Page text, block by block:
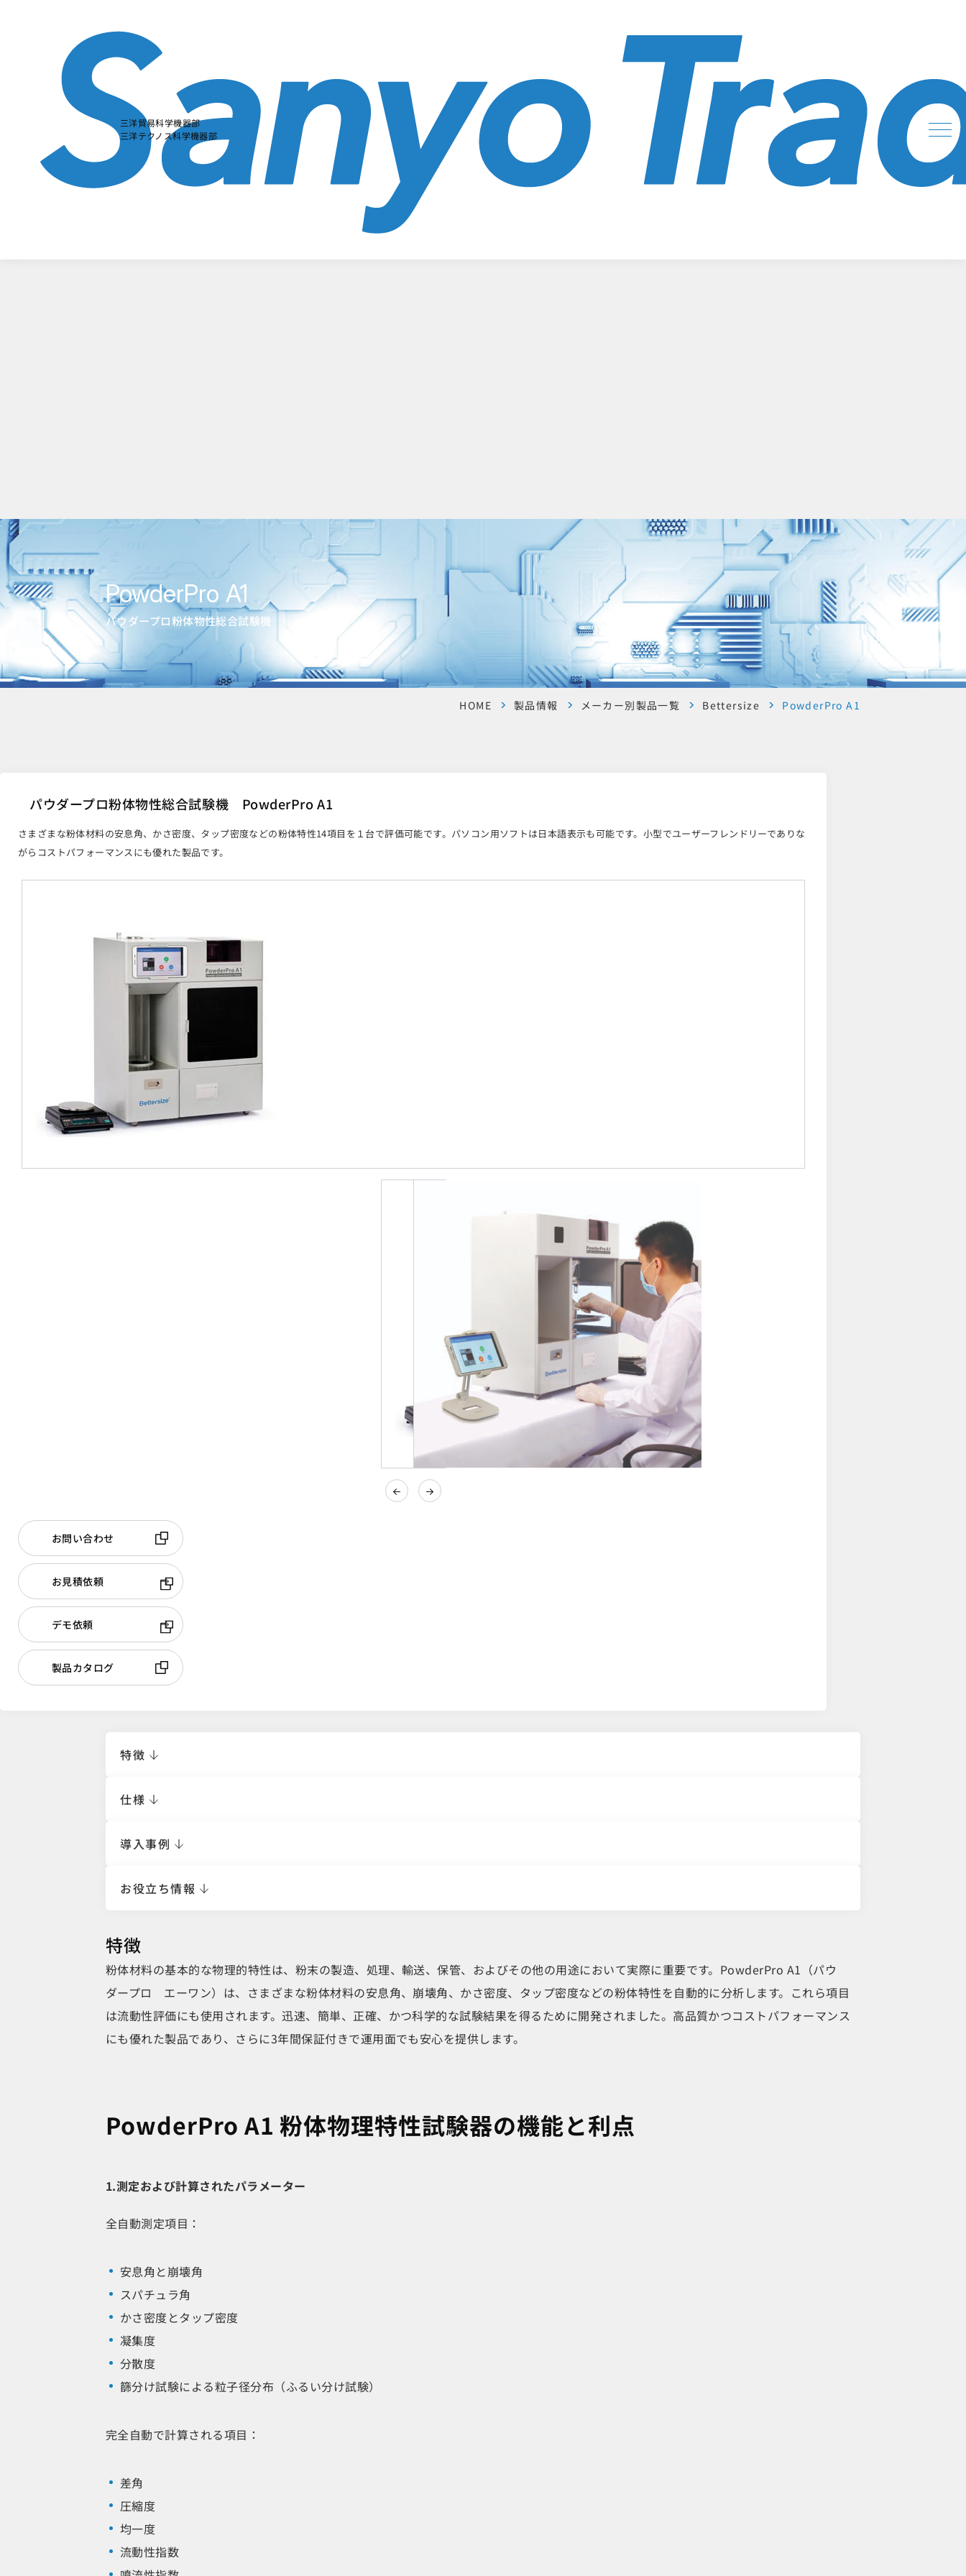
三洋貿易科学機器部
三洋テクノス科学機器部
PowderPro A1
パウダープロ粉体物性総合試験機
HOME 製品情報 メーカー別製品一覧 Bettersize PowderPro A1
パウダープロ粉体物性総合試験機 PowderPro A1
さまざまな粉体材料の安息角、かさ密度、タップ密度などの粉体特性14項目を１台で評価可能です。パソコン用ソフトは日本語表示も可能です。小型でユーザーフレンドリーでありな
がらコストパフォーマンスにも優れた製品です。
2件中1件の画像
お問い合わせ
お見積依頼
デモ依頼
製品カタログ
特徴
仕様
導入事例
お役立ち情報
特徴
粉体材料の基本的な物理的特性は、粉末の製造、処理、輸送、保管、およびその他の用途において実際に重要です。PowderPro A1（パウ
ダープロ エーワン）は、さまざまな粉体材料の安息角、崩壊角、かさ密度、タップ密度などの粉体特性を自動的に分析します。これら項目
は流動性評価にも使用されます。迅速、簡単、正確、かつ科学的な試験結果を得るために開発されました。高品質かつコストパフォーマンス
にも優れた製品であり、さらに3年間保証付きで運用面でも安心を提供します。
PowderPro A1 粉体物理特性試験器の機能と利点
1.測定および計算されたパラメーター
全自動測定項目：
安息角と崩壊角
スパチュラ角
かさ密度とタップ密度
凝集度
分散度
篩分け試験による粒子径分布（ふるい分け試験）
完全自動で計算される項目：
差角
圧縮度
均一度
流動性指数